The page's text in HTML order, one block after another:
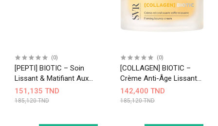
(0)
[PEPTI] BIOTIC – Soin
Lissant & Matifiant Aux
Peptides
151,135 TND
185,120 TND
(0)
[COLLAGEN] BIOTIC –
Crème Anti-Âge Lissante
& Raffermissante
142,400 TND
185,120 TND